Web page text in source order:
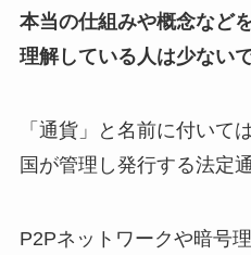
本当の仕組みや概念など
理解している人は少ない
「通貨」と名前に付いて
国が管理し発行する法定
P2Pネットワークや暗号理